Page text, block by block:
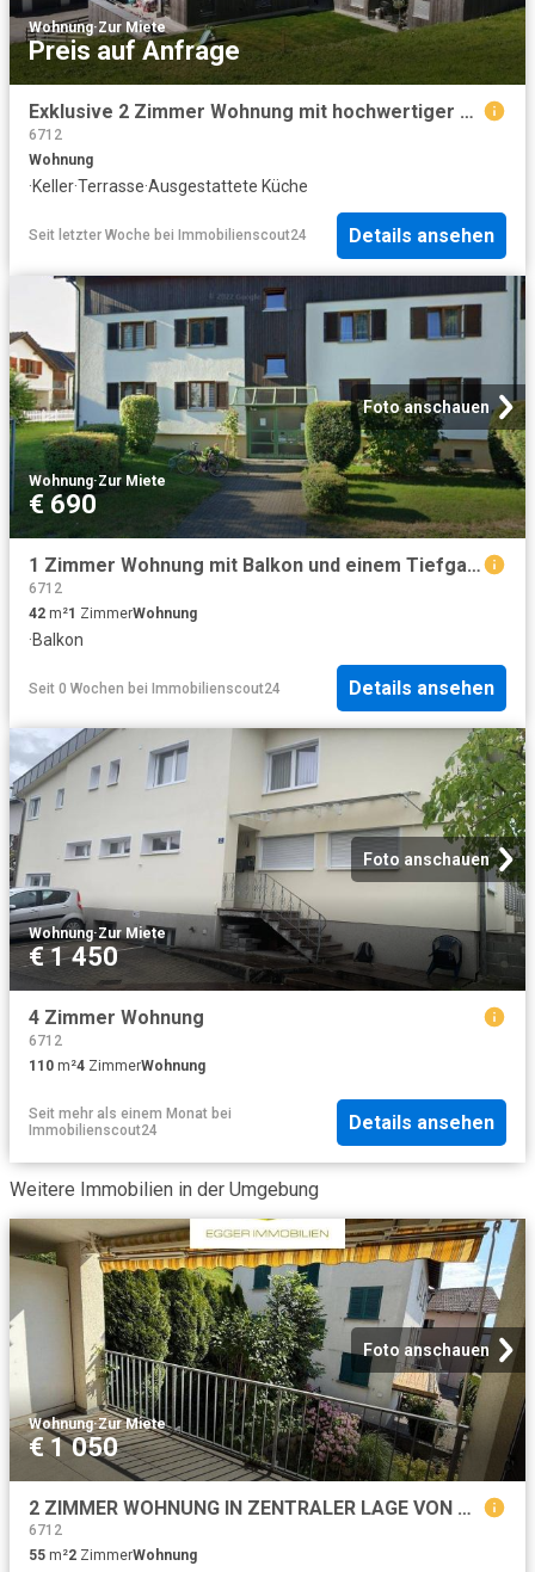
Wohnung·Zur Miete
Preis auf Anfrage
Exklusive 2 Zimmer Wohnung mit hochwertiger Ausstattung in ruhiger Lage von Ludesch
6712
Wohnung
·Keller·Terrasse·Ausgestattete Küche
Seit letzter Woche bei Immobilienscout24 Details ansehen
Foto anschauen
Wohnung·Zur Miete
€ 690
1 Zimmer Wohnung mit Balkon und einem Tiefgaragenplatz
6712
42 m²1 ZimmerWohnung
·Balkon
Seit 0 Wochen bei Immobilienscout24 Details ansehen
Foto anschauen
Wohnung·Zur Miete
€ 1 450
4 Zimmer Wohnung
6712
110 m²4 ZimmerWohnung
Seit mehr als einem Monat bei
Immobilienscout24
Details ansehen
Weitere Immobilien in der Umgebung
Foto anschauen
Wohnung·Zur Miete
€ 1 050
2 ZIMMER WOHNUNG IN ZENTRALER LAGE VON RANKWEIL
6712
55 m²2 ZimmerWohnung